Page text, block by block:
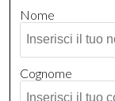
Nome
Cognome